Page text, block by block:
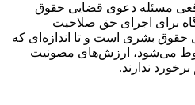
مسئله دعوی قضایی حقوق
برای اجرای حق صلاحیت
بشری است و تا اندازه‌ای که
می‌شود، ارزش‌های مصونیت
ندارند.